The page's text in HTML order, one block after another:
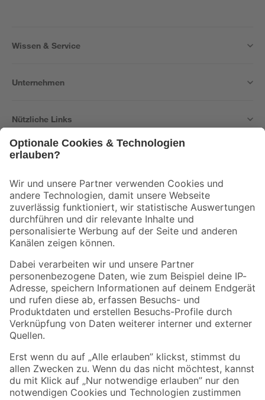
Wissen & Service
Unternehmen
Nützliche Links
Der toom Newsletter: Keine Angebote und Aktionen mehr verpassen!
Zur Newsletter Anmeldung
Folge uns
Zahlungsarten Versandarten
Sicher einkaufen
Jetzt die toom-App herunterladen